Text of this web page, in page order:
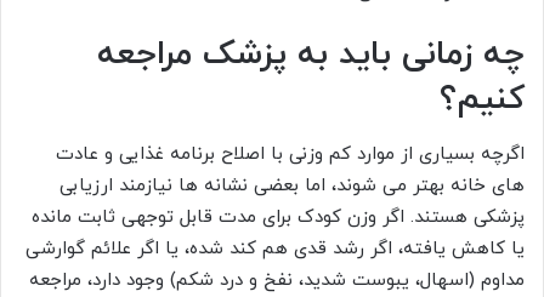
چه زمانی باید به پزشک مراجعه
کنیم؟
اگرچه بسیاری از موارد کم وزنی با اصلاح برنامه غذایی و عادت
های خانه بهتر می شوند، اما بعضی نشانه ها نیازمند ارزیابی
پزشکی هستند. اگر وزن کودک برای مدت قابل توجهی ثابت مانده
یا کاهش یافته، اگر رشد قدی هم کند شده، یا اگر علائم گوارشی
مداوم (اسهال، یبوست شدید، نفخ و درد شکم) وجود دارد، مراجعه